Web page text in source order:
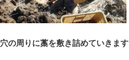
穴の周りに藁を敷き詰めていきます